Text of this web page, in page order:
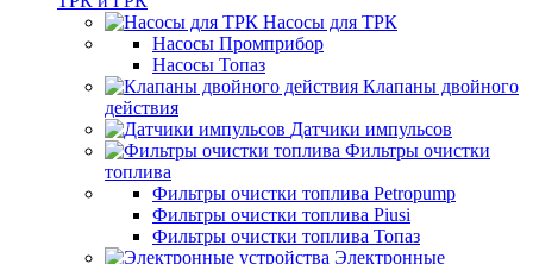
Насосы для ТРК
Насосы Промприбор
Насосы Топаз
Клапаны двойного
действия
Датчики импульсов
Фильтры очистки
топлива
Фильтры очистки топлива Petropump
Фильтры очистки топлива Piusi
Фильтры очистки топлива Топаз
Электронные